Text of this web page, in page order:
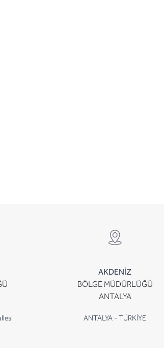
AKDENİZ
BÖLGE MÜDÜRLÜĞÜ
ANTALYA
ANTALYA - TÜRKİYE